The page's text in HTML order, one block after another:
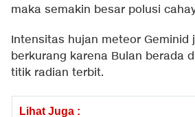
maka semakin besar polusi
Intensitas hujan meteor Geminid
berkurang karena Bulan berada
titik radian terbit.
Lihat Juga :